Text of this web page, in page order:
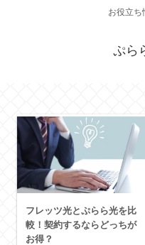
お役立ち
ぷら
フレッツ光とぷらら光を比
較！契約するならどっちが
お得？